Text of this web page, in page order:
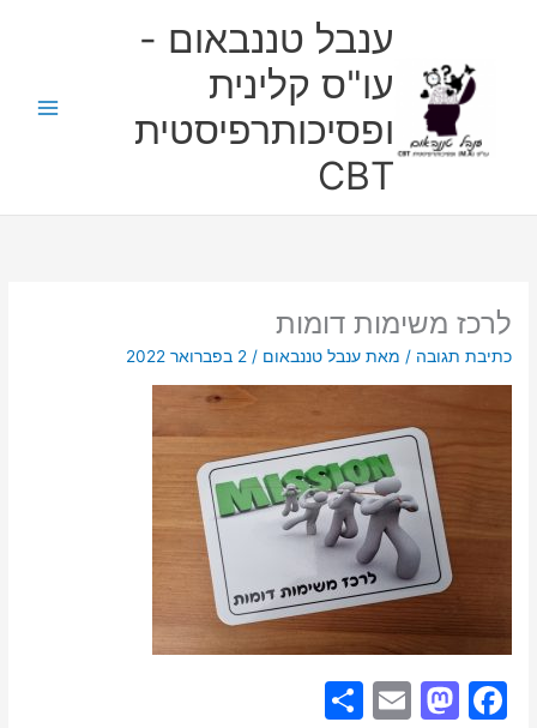
ענבל טננבאום -
עו"ס קלינית
ופסיכותרפיסטית
CBT
לרכז משימות דומות
כתיבת תגובה / מאתענבל טננבאום/2 בפברואר 2022
F
M
E